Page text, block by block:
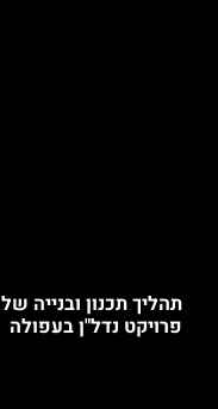
תהליך תכנון ובנייה של
פרויקט נדל"ן בעפולה